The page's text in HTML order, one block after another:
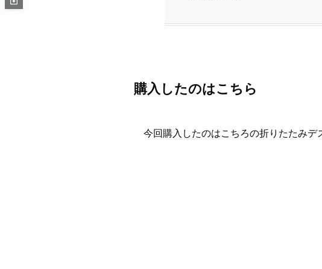
購入したのはこちら
今回購入したのはこちろの折りたたみデ